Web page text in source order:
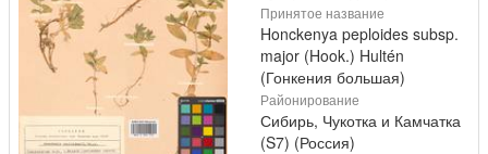
Принятое название
Honckenya peploides subsp.
major (Hook.) Hultén
(Гонкения большая)
Районирование
Сибирь, Чукотка и Камчатка
(S7) (Россия)